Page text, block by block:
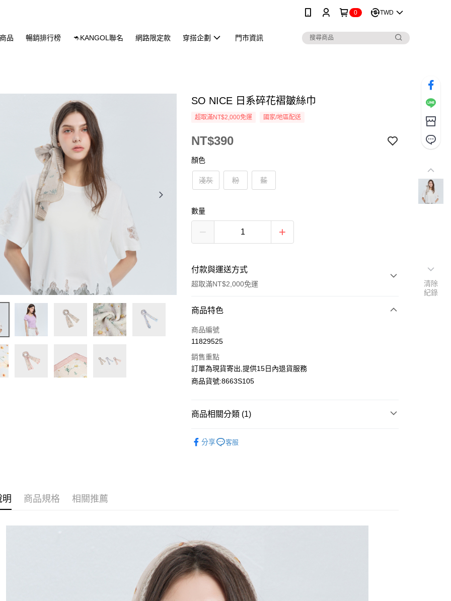
0 TWD
品 暢銷排行榜 🦘KANGOL聯名 網路限定款 穿搭企劃 門市資訊
SO NICE 日系碎花褶皺絲巾
超取滿NT$2,000免運 國家/地區配送
NT$390
顏色
淺灰 粉 藍
數量
付款與運送方式
超取滿NT$2,000免運
付款方式
信用卡一次付款
LINE Pay
Apple Pay
付款後7-11取貨
每筆NT$80，滿NT$2,000(含以上)免運費
每筆NT$120，滿NT$2,000(含以上)免運費
商品特色
商品編號
11829525
銷售重點
訂單為現貨寄出,提供15日內退貨服務
商品貨號:8663S105
商品相關分類 (1)
分享
客服
明 商品規格 相關推薦
清除
紀錄